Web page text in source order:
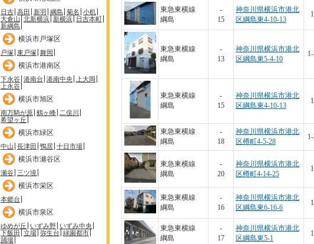
日吉 高田 新羽 綱島 菊名 小机
大倉山 北新横浜 新横浜 日吉本町
新綱島
横浜市戸塚区
戸塚 東戸塚 舞岡
横浜市港南区
下永谷 港南台 港南中央
上大岡
上永谷
横浜市旭区
南万騎が原 鶴ヶ峰 二俣川
希望ヶ丘
横浜市緑区
中山 長津田 鴨居 十日市場
横浜市瀬谷区
瀬谷 三ツ境
横浜市栄区
本郷台
横浜市泉区
ゆめが丘 いずみ野 いずみ中央
下飯田 立場 弥生台 緑園都市
踊場
東急東横線
綱島
-
15
神奈川県横浜市港北
区綱島東4-10-13
東急東横線
綱島
-
13
神奈川県横浜市港北
区綱島東5-4-10
東急東横線
綱島
-
15
神奈川県横浜市港北
区綱島東4-10-13
東急東横線
綱島
-
18
神奈川県横浜市港北
区樽町4-5-28
東急東横線
綱島
-
20
神奈川県横浜市港北
区樽町4-14-25
東急東横線
綱島
-
16
神奈川県横浜市港北
区綱島東6-16-6
東急東横線
綱島
-
17
神奈川県横浜市港北
区綱島東5-1